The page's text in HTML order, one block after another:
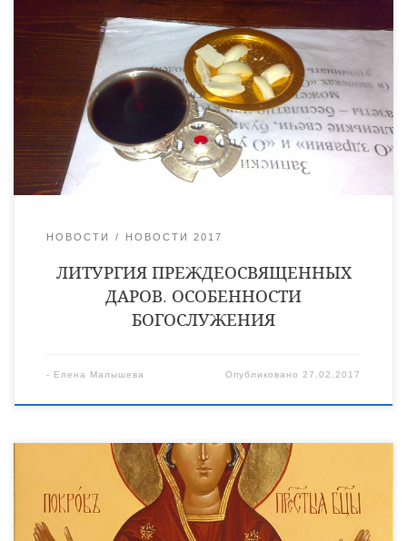
Если ходить во все время Великого поста только на
воскресные службы, то пост не почувствуешь, несмотря на
воздержание в пище. Нужно посещать также и особые
службы поста, чтобы ощутить контраст этих святых дней с
прочими днями года, чтобы глубоко вдохнуть в себя
целительный воздух Четыредесятницы. Главная из числа
особых служб – это Литургия Преждеосвященных […]
НОВОСТИ НОВОСТИ 2017
ЛИТУРГИЯ ПРЕЖДЕОСВЯЩЕННЫХ
ДАРОВ. ОСОБЕННОСТИ
БОГОСЛУЖЕНИЯ
- Елена Малышева Опубликовано27.02.2017
14 октября православные отмечают один из самых любимых в
народе праздников — Покров Пресвятой Богородицы. В этот
день вспоминается чудесное событие, которое совершилось